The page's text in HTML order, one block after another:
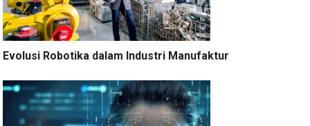
Evolusi Robotika dalam Industri Manufaktur